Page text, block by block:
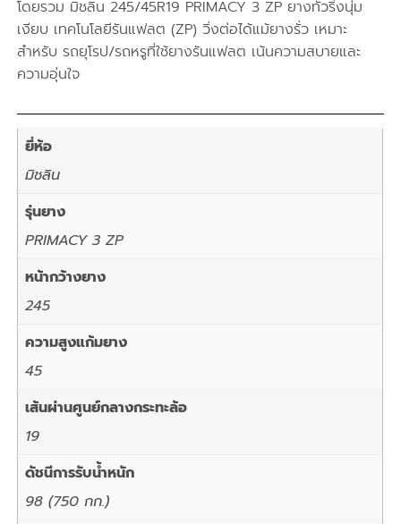
โดยรวม มิชลิน 245/45R19 PRIMACY 3 ZP ยางทัวริ่งนุ่ม
เงียบ เทคโนโลยีรันแฟลต (ZP) วิ่งต่อได้แม้ยางรั่ว เหมาะ
สำหรับ รถยุโรป/รถหรูที่ใช้ยางรันแฟลต เน้นความสบายและ
ความอุ่นใจ
ยี่ห้อ
มิชลิน
รุ่นยาง
PRIMACY 3 ZP
หน้ากว้างยาง
245
ความสูงแก้มยาง
45
เส้นผ่านศูนย์กลางกระทะล้อ
19
ดัชนีการรับน้ำหนัก
98 (750 กก.)